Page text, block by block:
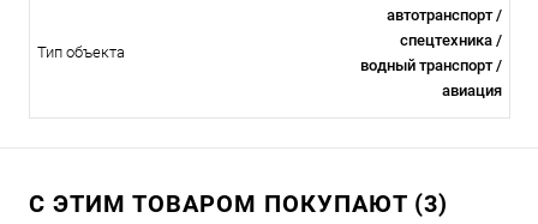
Тип объекта
автотранспорт /
спецтехника /
водный транспорт /
авиация
С ЭТИМ ТОВАРОМ ПОКУПАЮТ (3)